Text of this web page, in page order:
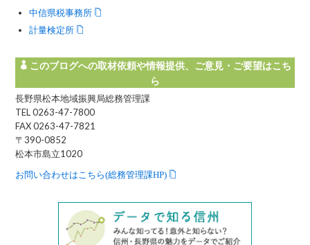
中信県税事務所
計量検定所
このブログへの取材依頼や情報提供、ご意見・ご要望はこち
ら
長野県松本地域振興局総務管理課
TEL 0263-47-7800
FAX 0263-47-7821
〒390-0852
松本市島立1020
お問い合わせはこちら(総務管理課HP)